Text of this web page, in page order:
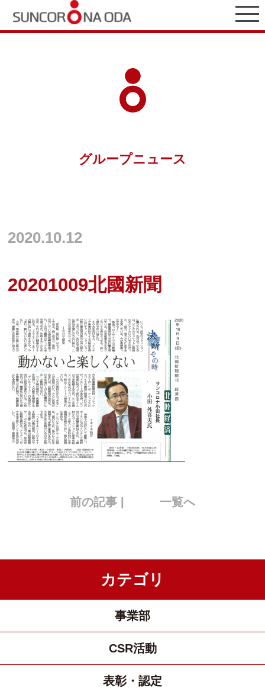
グループニュース
2020.10.12
20201009北國新聞
前の記事 | 一覧へ
カテゴリ
事業部
CSR活動
表彰・認定